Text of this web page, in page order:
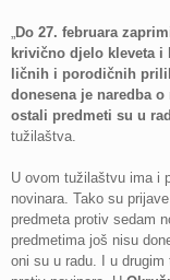
Do 27. februara
krivično djelo kleveta
ličnih i porodičnih
donesena je naredba
ostali predmeti su u
tužilaštva.
U ovom tužilaštvu ima i
novinara. Tako su
predmeta protiv sedam
predmetima još nisu
oni su u radu. I u